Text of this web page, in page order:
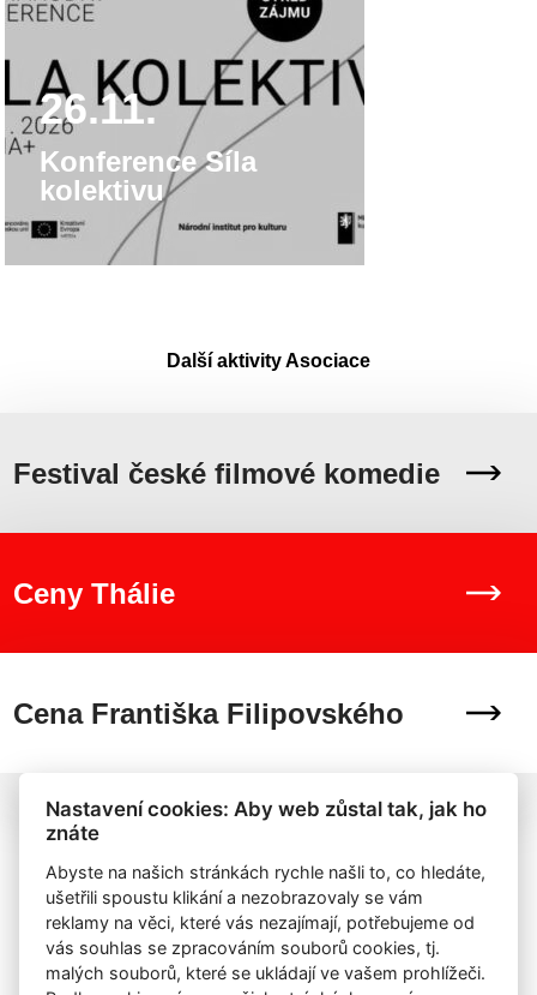
26.11.
Konference Síla
kolektivu
Další aktivity Asociace
Festival české filmové komedie
Ceny Thálie
Cena Františka Filipovského
Nastavení cookies: Aby web zůstal tak, jak ho
znáte
Abyste na našich stránkách rychle našli to, co hledáte,
ušetřili spoustu klikání a nezobrazovaly se vám
reklamy na věci, které vás nezajímají, potřebujeme od
vás souhlas se zpracováním souborů cookies, tj.
malých souborů, které se ukládají ve vašem prohlížeči.